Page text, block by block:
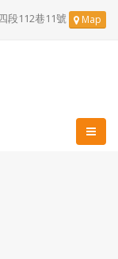
段112巷11號 Map